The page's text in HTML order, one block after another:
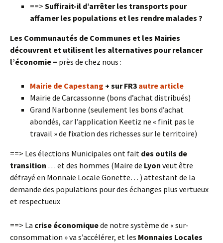
==> Suffirait-il d’arrêter les transports pour
affamer les populations et les rendre malades ?
Les Communautés de Communes et les Mairies
découvrent et utilisent les alternatives pour relancer
l’économie = près de chez nous :
Mairie de Capestang + sur FR3 autre article
Mairie de Carcassonne (bons d’achat distribués)
Grand Narbonne (seulement les bons d’achat
abondés, car l’application Keetiz ne « finit pas le
travail » de fixation des richesses sur le territoire)
==> Les élections Municipales ont fait des outils de
transition … et des hommes (Maire de Lyon veut être
défrayé en Monnaie Locale Gonette… ) attestant de la
demande des populations pour des échanges plus vertueux
et respectueux
==> La crise économiquede notre système de « sur-
consommation » va s’accélérer, et les Monnaies Locales